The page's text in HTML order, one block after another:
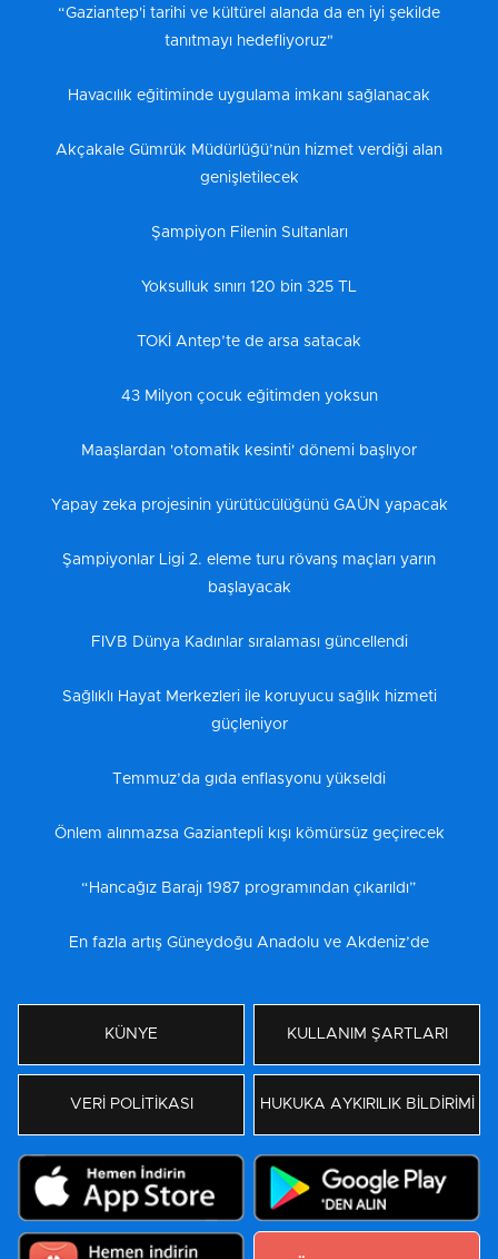
“Gaziantep'i tarihi ve kültürel alanda da en iyi şekilde
tanıtmayı hedefliyoruz"
Havacılık eğitiminde uygulama imkanı sağlanacak
Akçakale Gümrük Müdürlüğü’nün hizmet verdiği alan
genişletilecek
Şampiyon Filenin Sultanları
Yoksulluk sınırı 120 bin 325 TL
TOKİ Antep’te de arsa satacak
43 Milyon çocuk eğitimden yoksun
Maaşlardan 'otomatik kesinti' dönemi başlıyor
Yapay zeka projesinin yürütücülüğünü GAÜN yapacak
Şampiyonlar Ligi 2. eleme turu rövanş maçları yarın
başlayacak
FIVB Dünya Kadınlar sıralaması güncellendi
Sağlıklı Hayat Merkezleri ile koruyucu sağlık hizmeti
güçleniyor
Temmuz’da gıda enflasyonu yükseldi
Önlem alınmazsa Gaziantepli kışı kömürsüz geçirecek
“Hancağız Barajı 1987 programından çıkarıldı”
En fazla artış Güneydoğu Anadolu ve Akdeniz’de
KÜNYE KULLANIM ŞARTLARI
VERİ POLİTİKASI HUKUKA AYKIRILIK BİLDİRİMİ